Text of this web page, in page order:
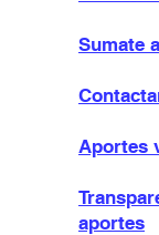
Sumate
Aportes
aportes